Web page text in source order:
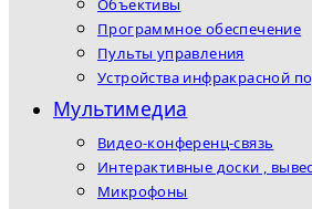
Программное обеспечение
Пульты управления
Устройства инфракрасной
Мультимедиа
Видео-конференц-связь
Интерактивные доски ,
Микрофоны